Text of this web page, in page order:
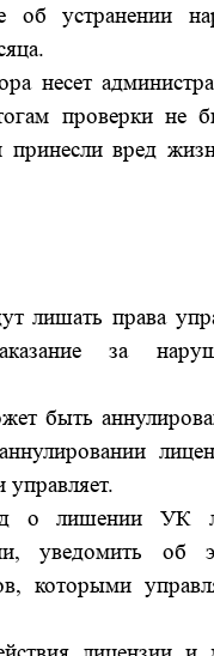
об устранении
несет
проверки не
принесли вред
лишать права
за
быть
о лишении УК
уведомить
которыми